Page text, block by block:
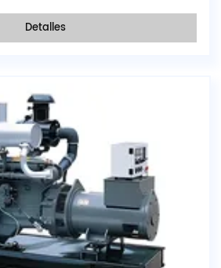
Detalles